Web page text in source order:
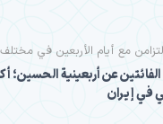
مع أيام الأربعين في مختلف
عن أربعينية الحسين؛
في إيران